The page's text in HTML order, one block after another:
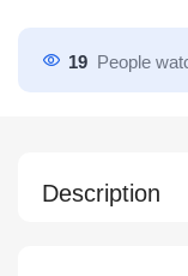
19 People
Description